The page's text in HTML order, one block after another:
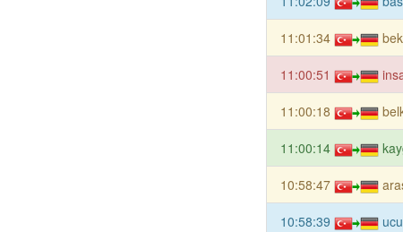
11:01:34
11:00:51
11:00:18
11:00:14
10:58:47
10:58:39